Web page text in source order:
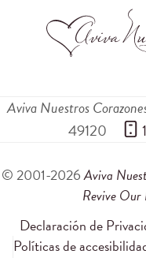
Aviva Nuestros
49120
© 2001-2026Aviva
Revive
Declaración de
Políticas de